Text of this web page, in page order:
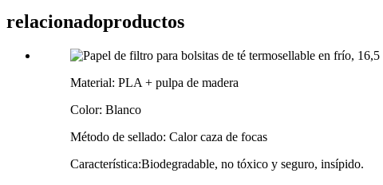
relacionadoproductos
Material: PLA + pulpa de madera
Color: Blanco
Método de sellado: Calor caza de focas
Característica:Biodegradable, no tóxico y seguro, insípido.